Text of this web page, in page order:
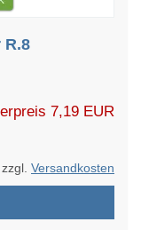
R.8
7,19 EUR
Versandkosten